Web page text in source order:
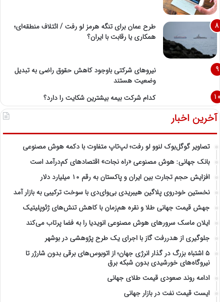
طرح عمان برای تنگه هرمز لو رفت / ائتلاف منطقه‌ای؛
همکاری یا رقابت با ایران؟
نیروهای شرکتی باوجود کاهش حقوق راضی به تبدیل
وضعیت هستند
کدام شرکت بیمه بیشترین شکایت را دارد؟
آخرین اخبار
تصاویر گوگل‌بوک لنوو لو رفت؛ لپ‌تاپ متفاوت با دکمه هوش مصنوعی
بانک جهانی: هوش مصنوعی «راه نجات» اقتصادهای کم‌درآمد است
افزایش حجم تجارت بین ایران و پاکستان به رقم ۱۰ میلیارد دلار
نخستین خودروی پلاگین هیبریدی بی‌وای‌دی با سوخت ترکیبی به بازار آمد
جهش قیمت جهانی طلا و نقره هم‌زمان با کاهش تنش‌های ژئوپلیتیک
ایلان ماسک سرورهای هوش مصنوعی انویدیا را به فضا پرتاب می‌کند
جلوگیری از هدررفت گاز با اجرای یک طرح پژوهشی در بوشهر
۵ اشتباه بزرگ در گذار انرژی جهان؛ از اتوبوس‌های برقی بدون شارژر تا
نیروگاه‌های خورشیدی بدون شبکه برق
ادامه روند صعودی قیمت طلای جهانی
ایست قیمت نفت در بازار جهانی